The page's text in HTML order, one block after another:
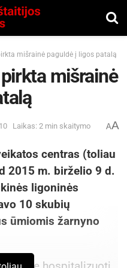
mišrainė paguldė į ligos patalą
mišrainė
Laikas: 2 min skaitymo AA
centras (toliau
2015 m. birželio 9 d.
ligoninės
10 skubių
ūmiomis žarnyno